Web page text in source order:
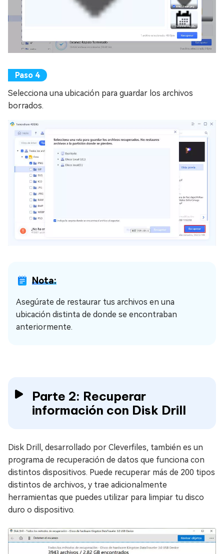
Selecciona una ubicación para guardar los archivos
borrados.
Nota:
Asegúrate de restaurar tus archivos en una
ubicación distinta de donde se encontraban
anteriormente.
Parte 2: Recuperar
información con Disk Drill
Disk Drill, desarrollado por Cleverfiles, también es un
programa de recuperación de datos que funciona con
distintos dispositivos. Puede recuperar más de 200 tipos
distintos de archivos, y trae adicionalmente
herramientas que puedes utilizar para limpiar tu disco
duro o dispositivo.